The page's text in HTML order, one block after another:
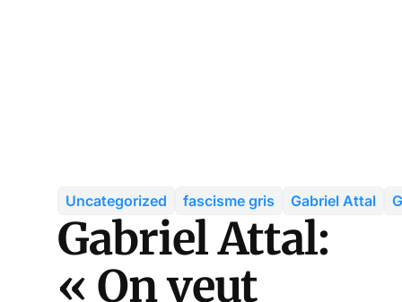
Uncategorized fascisme gris Gabriel Attal
Gabriel Attal:
« On veut